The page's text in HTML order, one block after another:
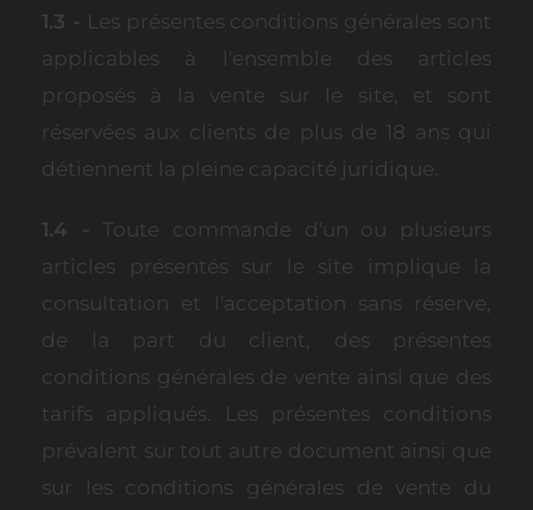
1.3 - Les présentes conditions générales sont
applicables à l'ensemble des articles
proposés à la vente sur le site, et sont
réservées aux clients de plus de 18 ans qui
détiennent la pleine capacité juridique.
1.4 - Toute commande d'un ou plusieurs
articles présentés sur le site implique la
consultation et l'acceptation sans réserve,
de la part du client, des présentes
conditions générales de vente ainsi que des
tarifs appliqués. Les présentes conditions
prévalent sur tout autre document ainsi que
sur les conditions générales de vente du